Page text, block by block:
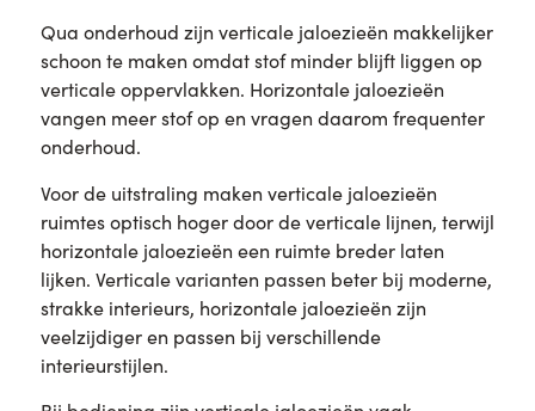
Qua onderhoud zijn verticale jaloezieën makkelijker
schoon te maken omdat stof minder blijft liggen op
verticale oppervlakken. Horizontale jaloezieën
vangen meer stof op en vragen daarom frequenter
onderhoud.
Voor de uitstraling maken verticale jaloezieën
ruimtes optisch hoger door de verticale lijnen, terwijl
horizontale jaloezieën een ruimte breder laten
lijken. Verticale varianten passen beter bij moderne,
strakke interieurs, horizontale jaloezieën zijn
veelzijdiger en passen bij verschillende
interieurstijlen.